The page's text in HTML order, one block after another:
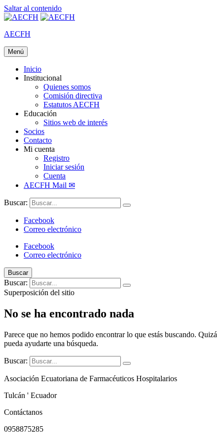
Saltar al contenido
AECFH
ASOCIACIÓN ECUATORIANA DE FARMACIA
HOSPITALARIA
Menú
Inicio
Institucional
Quienes somos
Comisión directiva
Estatutos AECFH
Educación
Sitios web de interés
Socios
Contacto
Mi cuenta
Registro
Iniciar sesión
Cuenta
AECFH Mail ✉
Buscar:
Facebook
Correo electrónico
Facebook
Correo electrónico
Buscar
Buscar:
Superposición del sitio
No se ha encontrado nada
Parece que no hemos podido encontrar lo que estás buscando. Quizá
pueda ayudarte una búsqueda.
Buscar:
Asociación Ecuatoriana de Farmacéuticos Hospitalarios
Tulcán ' Ecuador
Contáctanos
0958875285